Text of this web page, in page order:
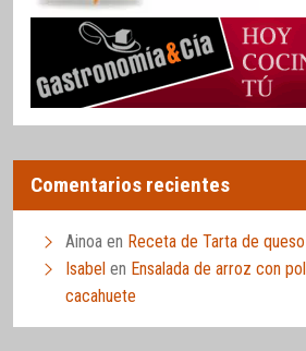
Comentarios recientes
Ainoa en Receta de Tarta de queso
Isabel en Ensalada de arroz con
cacahuete